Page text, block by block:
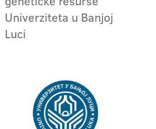
Univerziteta u Banjoj
Luci